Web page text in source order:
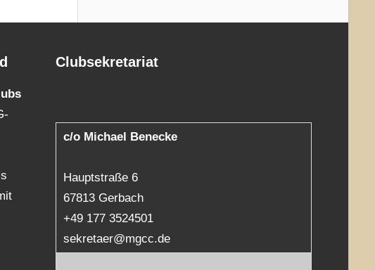
Clubsekretariat
c/o Michael Benecke
Hauptstraße 6
67813 Gerbach
+49 177 3524501
sekretaer@mgcc.de